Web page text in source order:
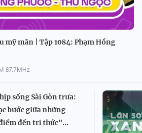
mỹ mãn | Tập 1084: Phạm Hồng
87.7MHz
sống Sài Gòn trưa:
bước giữa những
đến tri thức"...